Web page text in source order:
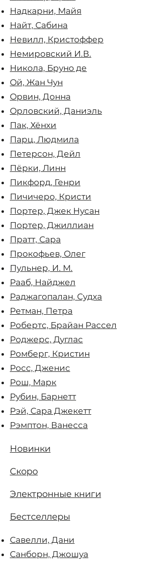
Надкарни, Майя
Найт, Сабина
Невилл, Кристоффер
Немировский И.В.
Никола, Бруно де
Ой, Жан Чун
Орвин, Донна
Орловский, Даниэль
Пак, Хёнхи
Парц, Людмила
Петерсон, Дейл
Пёрки, Линн
Пикфорд, Генри
Пичичеро, Кристи
Портер, Джек Нусан
Портер, Джиллиан
Пратт, Сара
Прокофьев, Олег
Пульнер, И. М.
Рааб, Найджел
Раджагопалан, Судха
Ретман, Петра
Робертс, Брайан Рассел
Роджерс, Дуглас
Ромберг, Кристин
Росс, Дженис
Рош, Марк
Рубин, Барнетт
Рэй, Сара Джекетт
Рэмптон, Ванесса
Новинки
Скоро
Электронные книги
Бестселлеры
Савелли, Дани
Санборн, Джошуа